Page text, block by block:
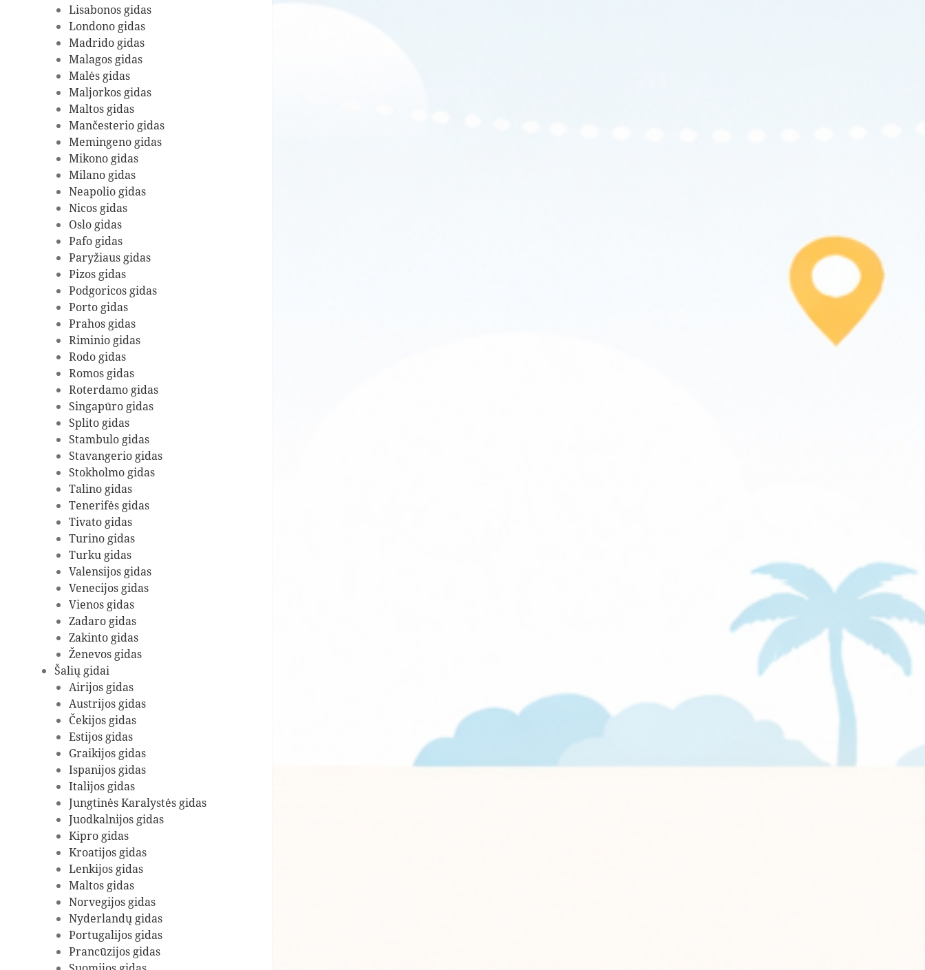
Lisabonos gidas
Londono gidas
Madrido gidas
Malagos gidas
Malės gidas
Maljorkos gidas
Maltos gidas
Mančesterio gidas
Memingeno gidas
Mikono gidas
Milano gidas
Neapolio gidas
Nicos gidas
Oslo gidas
Pafo gidas
Paryžiaus gidas
Pizos gidas
Podgoricos gidas
Porto gidas
Prahos gidas
Riminio gidas
Rodo gidas
Romos gidas
Roterdamo gidas
Singapūro gidas
Splito gidas
Stambulo gidas
Stavangerio gidas
Stokholmo gidas
Talino gidas
Tenerifės gidas
Tivato gidas
Turino gidas
Turku gidas
Valensijos gidas
Venecijos gidas
Vienos gidas
Zadaro gidas
Zakinto gidas
Ženevos gidas
Šalių gidai
Airijos gidas
Austrijos gidas
Čekijos gidas
Estijos gidas
Graikijos gidas
Ispanijos gidas
Italijos gidas
Jungtinės Karalystės gidas
Juodkalnijos gidas
Kipro gidas
Kroatijos gidas
Lenkijos gidas
Maltos gidas
Norvegijos gidas
Nyderlandų gidas
Portugalijos gidas
Prancūzijos gidas